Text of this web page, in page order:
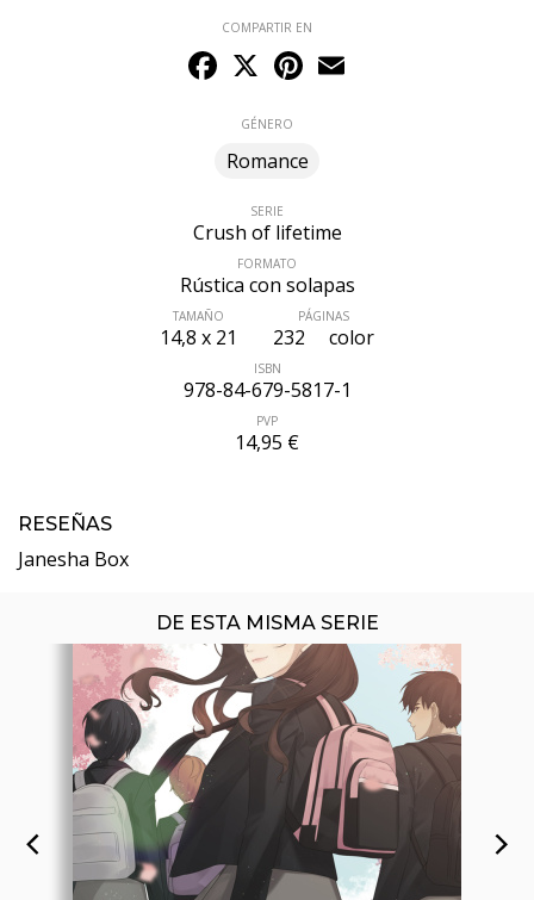
COMPARTIR EN
Facebook
X Pinterest
GÉNERO
Romance
SERIE
Crush of lifetime
FORMATO
Rústica con solapas
TAMAÑO
14,8 x 21
PÁGINAS
232 color
ISBN
978-84-679-5817-1
PVP
14,95 €
RESEÑAS
Janesha Box
DE ESTA MISMA SERIE